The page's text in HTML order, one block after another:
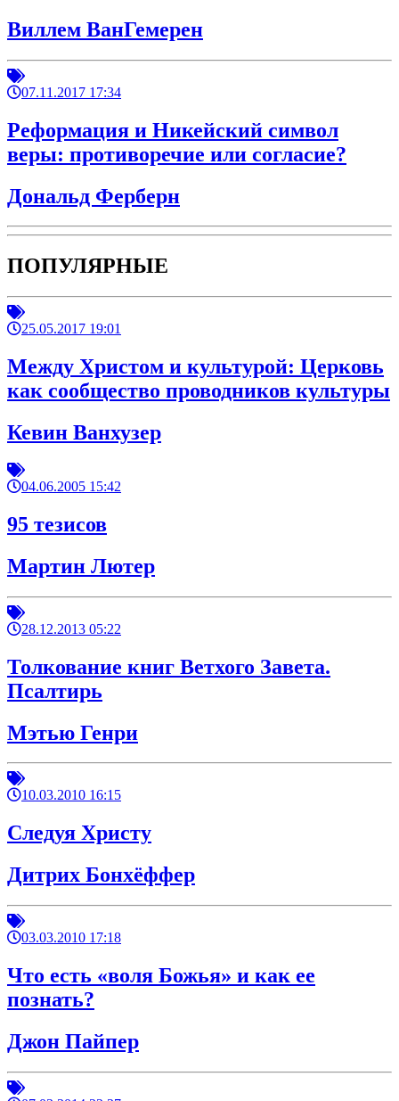
Виллем ВанГемерен
07.11.2017 17:34
Реформация и Никейский символ
веры: противоречие или согласие?
Дональд Ферберн
ПОПУЛЯРНЫЕ
25.05.2017 19:01
Между Христом и культурой: Церковь
как сообщество проводников культуры
Кевин Ванхузер
04.06.2005 15:42
95 тезисов
Мартин Лютер
28.12.2013 05:22
Толкование книг Ветхого Завета.
Псалтирь
Мэтью Генри
10.03.2010 16:15
Следуя Христу
Дитрих Бонхёффер
03.03.2010 17:18
Что есть «воля Божья» и как ее
познать?
Джон Пайпер